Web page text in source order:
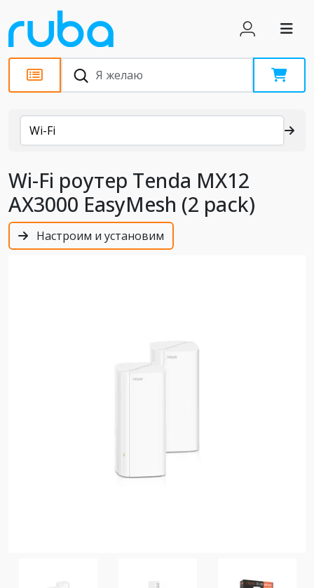
Каталог
Wi-Fi
Wi-Fi роутер Tenda MX12
АХ3000 EasyMesh (2 pack)
Настроим и установим